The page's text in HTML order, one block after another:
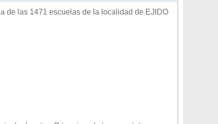
de las 1471 escuelas de la localidad de EJIDO